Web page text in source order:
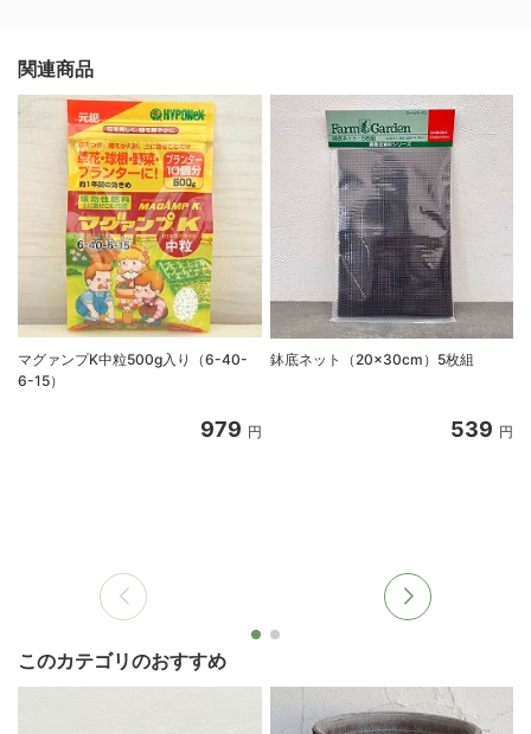
関連商品
マグァンプK中粒500g入り（6-40-
6-15）
979 円
鉢底ネット（20×30cm）5枚組
539 円
このカテゴリのおすすめ